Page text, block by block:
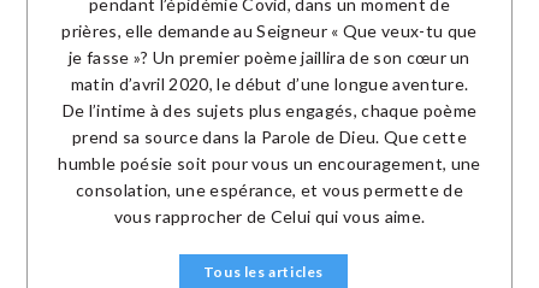
pendant l’épidémie Covid, dans un moment de
prières, elle demande au Seigneur « Que veux-tu que
je fasse »? Un premier poème jaillira de son cœur un
matin d’avril 2020, le début d’une longue aventure.
De l’intime à des sujets plus engagés, chaque poème
prend sa source dans la Parole de Dieu. Que cette
humble poésie soit pour vous un encouragement, une
consolation, une espérance, et vous permette de
vous rapprocher de Celui qui vous aime.
Tous les articles